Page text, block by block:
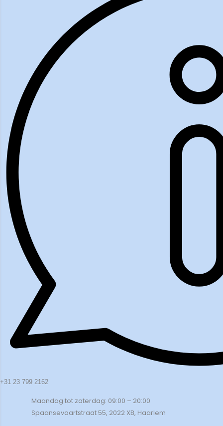
+31 23 799 2162
Maandag tot zaterdag: 09:00 – 20:00
Spaansevaartstraat 55, 2022 XB, Haarlem